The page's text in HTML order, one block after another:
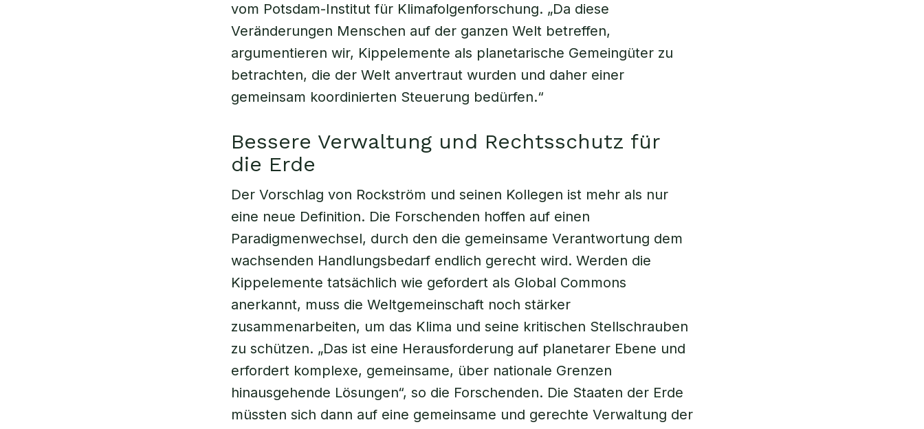
vom Potsdam-Institut für Klimafolgenforschung. „Da diese
Veränderungen Menschen auf der ganzen Welt betreffen,
argumentieren wir, Kippelemente als planetarische Gemeingüter zu
betrachten, die der Welt anvertraut wurden und daher einer
gemeinsam koordinierten Steuerung bedürfen.“
Bessere Verwaltung und Rechtsschutz für
die Erde
Der Vorschlag von Rockström und seinen Kollegen ist mehr als nur
eine neue Definition. Die Forschenden hoffen auf einen
Paradigmenwechsel, durch den die gemeinsame Verantwortung dem
wachsenden Handlungsbedarf endlich gerecht wird. Werden die
Kippelemente tatsächlich wie gefordert als Global Commons
anerkannt, muss die Weltgemeinschaft noch stärker
zusammenarbeiten, um das Klima und seine kritischen Stellschrauben
zu schützen. „Das ist eine Herausforderung auf planetarer Ebene und
erfordert komplexe, gemeinsame, über nationale Grenzen
hinausgehende Lösungen“, so die Forschenden. Die Staaten der Erde
müssten sich dann auf eine gemeinsame und gerechte Verwaltung der